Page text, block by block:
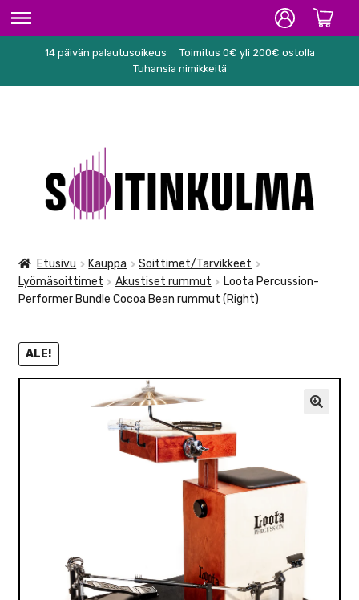
ETUSIVU
KARAOKE
NUOTIT
TARVIKKEET
VALO
14 päivän palautusoikeus
Toimitus 0€ yli 200€ ostolla
Tuhansia nimikkeitä
navigointiin
sisältöön
Etusivu Kauppa
Soittimet/Tarvikkeet
Lyömäsoittimet
Akustiset rummut
Loota Percussion-
Performer Bundle Cocoa Bean rummut (Right)
ALE!